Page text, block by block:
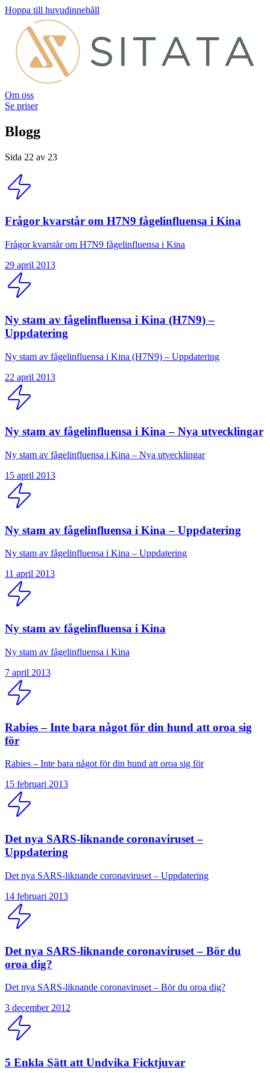
Hoppa till huvudinnehåll
Om oss
Se priser
Blogg
Sida 22 av 23
Frågor kvarstår om H7N9 fågelinfluensa i Kina
Frågor kvarstår om H7N9 fågelinfluensa i Kina
29 april 2013
Ny stam av fågelinfluensa i Kina (H7N9) –
Uppdatering
Ny stam av fågelinfluensa i Kina (H7N9) – Uppdatering
22 april 2013
Ny stam av fågelinfluensa i Kina – Nya utvecklingar
Ny stam av fågelinfluensa i Kina – Nya utvecklingar
15 april 2013
Ny stam av fågelinfluensa i Kina – Uppdatering
Ny stam av fågelinfluensa i Kina – Uppdatering
11 april 2013
Ny stam av fågelinfluensa i Kina
Ny stam av fågelinfluensa i Kina
7 april 2013
Rabies – Inte bara något för din hund att oroa sig
för
Rabies – Inte bara något för din hund att oroa sig för
15 februari 2013
Det nya SARS-liknande coronaviruset –
Uppdatering
Det nya SARS-liknande coronaviruset – Uppdatering
14 februari 2013
Det nya SARS-liknande coronaviruset – Bör du
oroa dig?
Det nya SARS-liknande coronaviruset – Bör du oroa dig?
3 december 2012
5 Enkla Sätt att Undvika Ficktjuvar